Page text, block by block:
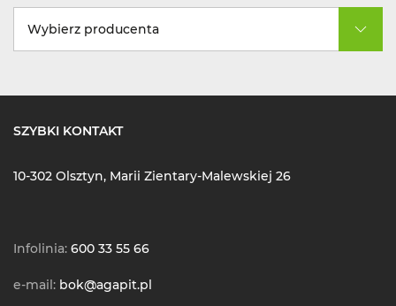
Wybierz producenta
SZYBKI KONTAKT
10-302 Olsztyn, Marii Zientary-Malewskiej 26
Infolinia: 600 33 55 66
e-mail: bok@agapit.pl